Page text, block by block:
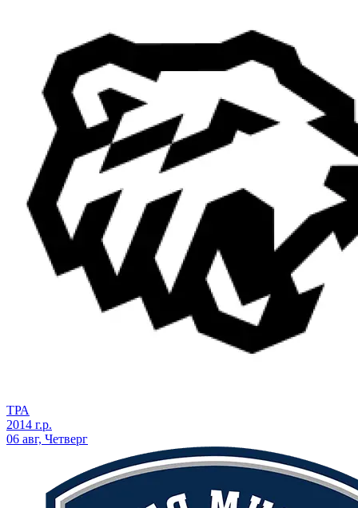
ТРА
2014 г.р.
06 авг, Четверг